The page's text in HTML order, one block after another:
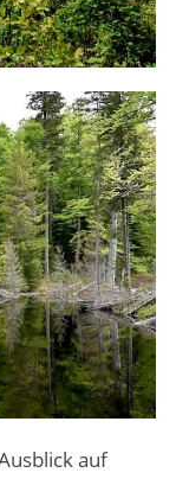
auf